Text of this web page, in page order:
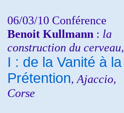
06/03/10 Conférence
Benoit Kullmann : la
construction du cerveau,
I : de la Vanité à la
Prétention, Ajaccio,
Corse